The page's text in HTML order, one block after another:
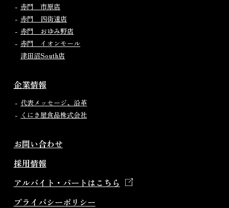
赤門 市原店
赤門 四街道店
赤門 おゆみ野店
赤門 イオンモール
津田沼South店
企業情報
代表メッセージ、沿革
くにき屋食品株式会社
お問い合わせ
採用情報
アルバイト・パートはこちら
プライバシーポリシー